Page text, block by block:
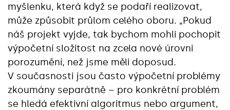
myšlenku, která když se podaří realizovat,
může způsobit průlom celého oboru. „Pokud
náš projekt vyjde, tak bychom mohli pochopit
výpočetní složitost na zcela nové úrovni
porozumění, než jsme měli doposud.
V současnosti jsou často výpočetní problémy
zkoumány separátně – pro konkrétní problém
se hledá efektivní algoritmus nebo argument,